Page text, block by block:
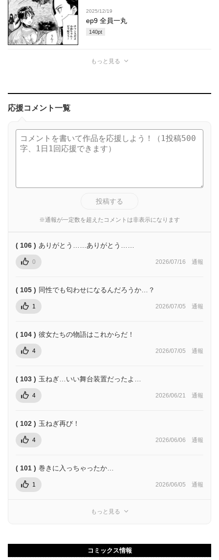
2025/12/19
ep9 全員一丸
140pt
もっと見る
応援コメント一覧
投稿する
※通報が一定数を超えたコメントは非表示になります
( 106 ) ありがとう……ありがとう……
0 2026/07/16 通報
( 105 ) 同性でも匂わせになるんだろうか…？
1 2026/07/05 通報
( 104 ) 彼女たちの物語はこれからだ！
4 2026/07/05 通報
( 103 ) 玉ねぎ…いい舞台装置だったよ…
4 2026/06/21 通報
( 102 ) 玉ねぎ再び！
4 2026/06/06 通報
( 101 ) 巻きに入っちゃったか…
1 2026/06/05 通報
もっと見る
コミックス情報